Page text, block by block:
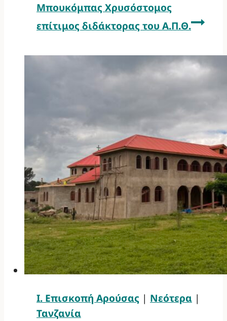
Μπουκόμπας Χρυσόστομος
επίτιμος διδάκτορας του Α.Π.Θ.
Ι. Επισκοπή Αρούσας | Νεότερα |
Τανζανία